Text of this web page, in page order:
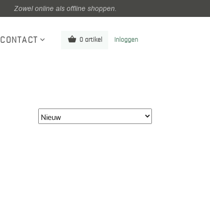
Zowel online als offline shoppen.
CONTACT 0 artikel Inloggen